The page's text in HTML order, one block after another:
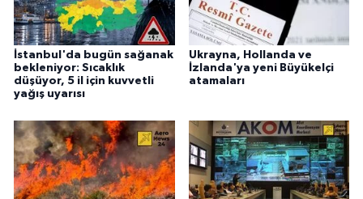
İstanbul'da bugün sağanak
bekleniyor: Sıcaklık
düşüyor, 5 il için kuvvetli
yağış uyarısı
Ukrayna, Hollanda ve
İzlanda'ya yeni Büyükelçi
atamaları